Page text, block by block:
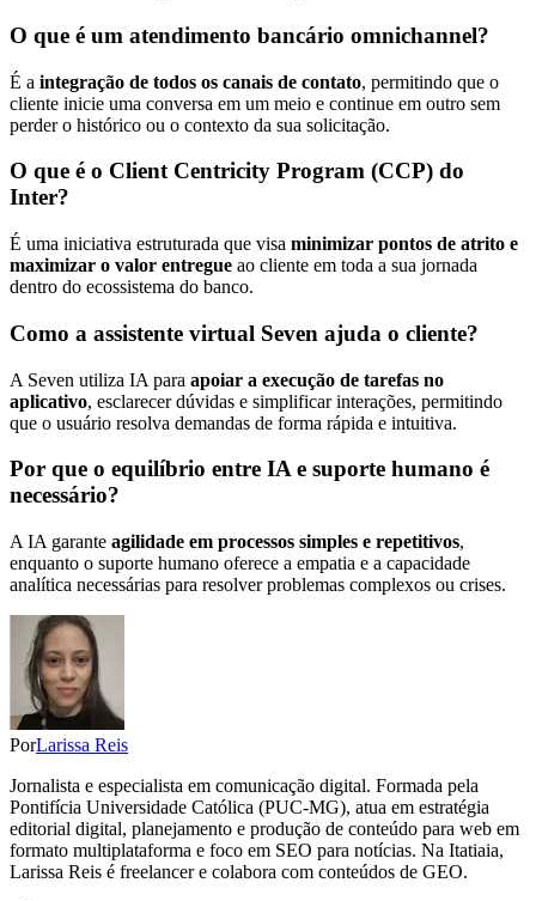
O que é um atendimento bancário omnichannel?
É a integração de todos os canais de contato, permitindo que o
cliente inicie uma conversa em um meio e continue em outro sem
perder o histórico ou o contexto da sua solicitação.
O que é o Client Centricity Program (CCP) do
Inter?
É uma iniciativa estruturada que visa minimizar pontos de atrito e
maximizar o valor entregue ao cliente em toda a sua jornada
dentro do ecossistema do banco.
Como a assistente virtual Seven ajuda o cliente?
A Seven utiliza IA para apoiar a execução de tarefas no
aplicativo, esclarecer dúvidas e simplificar interações, permitindo
que o usuário resolva demandas de forma rápida e intuitiva.
Por que o equilíbrio entre IA e suporte humano é
necessário?
A IA garante agilidade em processos simples e repetitivos,
enquanto o suporte humano oferece a empatia e a capacidade
analítica necessárias para resolver problemas complexos ou crises.
PorLarissa Reis
Jornalista e especialista em comunicação digital. Formada pela
Pontifícia Universidade Católica (PUC-MG), atua em estratégia
editorial digital, planejamento e produção de conteúdo para web em
formato multiplataforma e foco em SEO para notícias. Na Itatiaia,
Larissa Reis é freelancer e colabora com conteúdos de GEO.